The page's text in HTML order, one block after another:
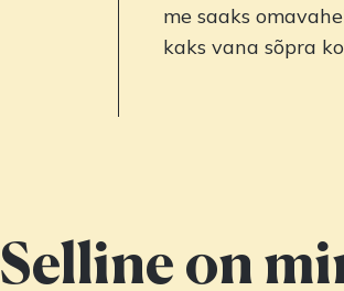
me saaks
kaks vana sõpra
Selline on